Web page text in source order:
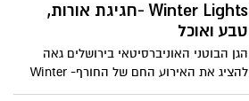
בכירים ושותפים נוספים שלקחו חלק בפיתוח
האתר ובחפירות הארכיאולוגית בגן הלאומי.
Winter Lights -חגיגת אורות,
טבע ואוכל
הגן הבוטני האוניברסיטאי בירושלים גאה
להציג את האירוע החם של החורף- Winter
Lights. מחנוכה, החל מה-28/11 ובמהלך כל